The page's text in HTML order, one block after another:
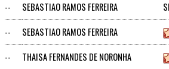
--
SEBASTIAO RAMOS FERREIRA
--
SEBASTIAO RAMOS FERREIRA
--
THAISA FERNANDES DE NORONHA